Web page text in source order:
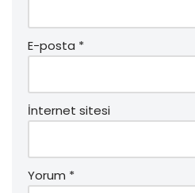
E-posta *
İnternet sitesi
Yorum *